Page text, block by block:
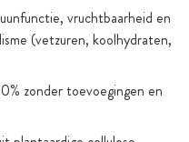
vruchtbaarheid en
(vetzuren, koolhydraten,
zonder toevoegingen en